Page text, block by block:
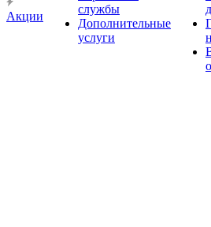
Акции
службы
Дополнительные
услуги